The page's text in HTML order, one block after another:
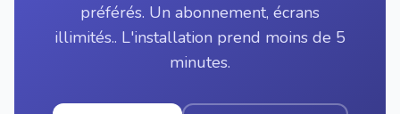
préférés. Un abonnement, écrans
illimités.. L'installation prend moins de 5
minutes.